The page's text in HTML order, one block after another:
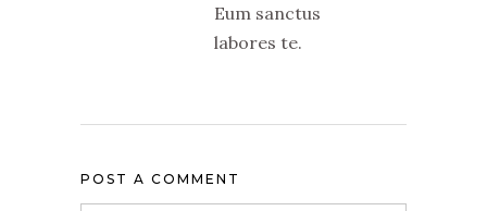
Eum sanctus
labores te.
POST A COMMENT